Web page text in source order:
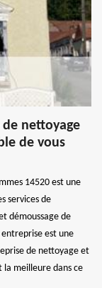
nettoyage
de vous
14520 est une
services de
démoussage de
est une
de nettoyage et
la meilleure dans ce